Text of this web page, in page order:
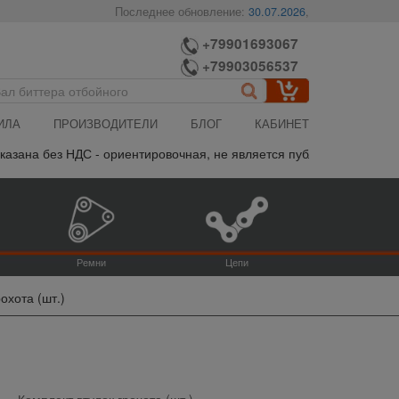
Последнее обновление:30.07.2026,
+79901693067
+79903056537
ПРОИЗВОДИТЕЛИ БЛОГ КАБИНЕТ
без НДС - ориентировочная, не является публичной
Ремни Цепи
(шт.)